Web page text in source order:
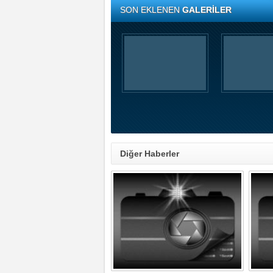
SON EKLENENGALERİLER
Diğer Haberler